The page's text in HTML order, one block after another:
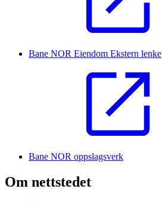
Bane NOR Eiendom Ekstern lenke
Bane NOR oppslagsverk
Om nettstedet